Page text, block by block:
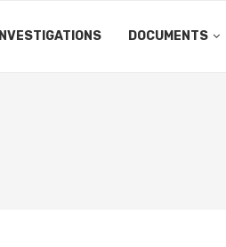
INVESTIGATIONS DOCUMENTS